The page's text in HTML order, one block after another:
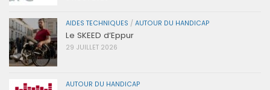
AIDES TECHNIQUES / AUTOUR DU HANDICAP
Le SKEED d’Eppur
29 JUILLET 2026
AUTOUR DU HANDICAP